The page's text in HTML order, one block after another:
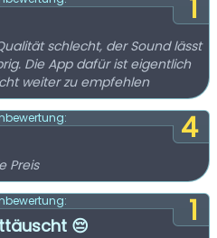
1
schlecht, der Sound lässt
Die App dafür ist eigentlich
weiter zu empfehlen
4
Preis
1
😔